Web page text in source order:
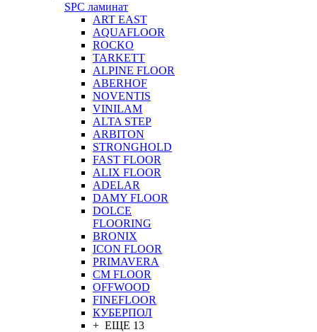
SPC ламинат
ART EAST
AQUAFLOOR
ROCKO
TARKETT
ALPINE FLOOR
ABERHOF
NOVENTIS
VINILAM
ALTA STEP
ARBITON
STRONGHOLD
FAST FLOOR
ALIX FLOOR
ADELAR
DAMY FLOOR
DOLCE
FLOORING
BRONIX
ICON FLOOR
PRIMAVERA
CM FLOOR
OFFWOOD
FINEFLOOR
КУБЕРПОЛ
+ ЕЩЕ 13